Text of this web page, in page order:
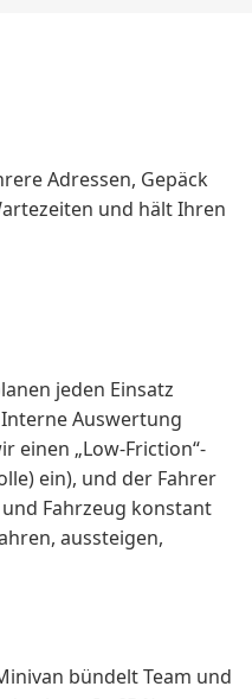
Adressen, Gepäck
und hält Ihren
jeden Einsatz
Auswertung
einen „Low-Friction“-
ein), und der Fahrer
Fahrzeug konstant
aussteigen,
bündelt Team und